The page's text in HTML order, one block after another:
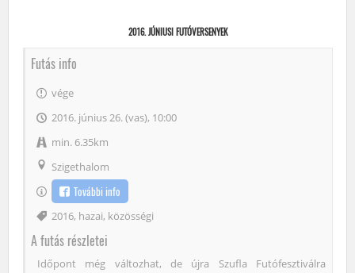
2016. JÚNIUSI FUTÓVERSENYEK
Futás info
vége
2016. június 26. (vas), 10:00
min. 6.35km
Szigethalom
További info
Címke
2016, hazai, közösségi
A futás részletei
Időpont még változhat, de újra Szufla Futófesztiválra